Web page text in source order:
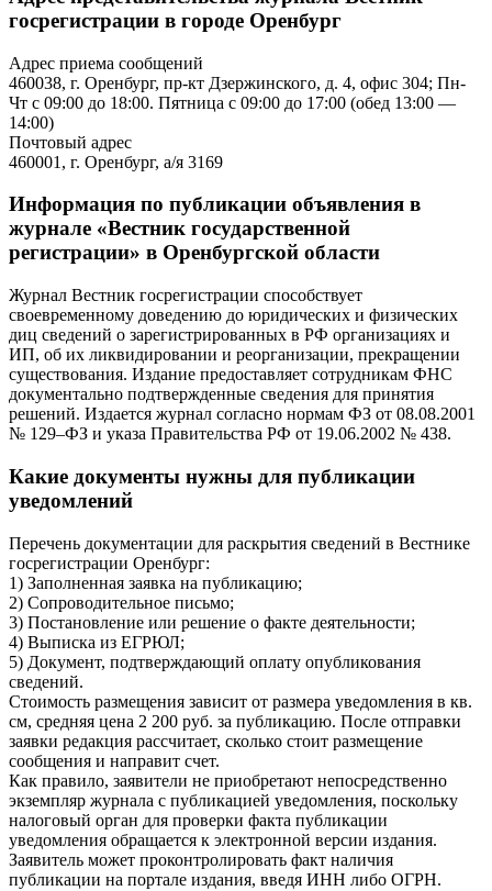
госрегистрации в городе Оренбург
Адрес приема сообщений
460038, г. Оренбург, пр-кт Дзержинского, д. 4, офис 304; Пн-
Чт с 09:00 до 18:00. Пятница с 09:00 до 17:00 (обед 13:00 —
14:00)
Почтовый адрес
460001, г. Оренбург, а/я 3169
Информация по публикации объявления в
журнале «Вестник государственной
регистрации» в Оренбургской области
Журнал Вестник госрегистрации способствует
своевременному доведению до юридических и физических
диц сведений о зарегистрированных в РФ организациях и
ИП, об их ликвидировании и реорганизации, прекращении
существования. Издание предоставляет сотрудникам ФНС
документально подтвержденные сведения для принятия
решений. Издается журнал согласно нормам ФЗ от 08.08.2001
№ 129–ФЗ и указа Правительства РФ от 19.06.2002 № 438.
Какие документы нужны для публикации
уведомлений
Перечень документации для раскрытия сведений в Вестнике
госрегистрации Оренбург:
1) Заполненная заявка на публикацию;
2) Сопроводительное письмо;
3) Постановление или решение о факте деятельности;
4) Выписка из ЕГРЮЛ;
5) Документ, подтверждающий оплату опубликования
сведений.
Стоимость размещения зависит от размера уведомления в кв.
см, средняя цена 2 200 руб. за публикацию. После отправки
заявки редакция рассчитает, сколько стоит размещение
сообщения и направит счет.
Как правило, заявители не приобретают непосредственно
экземпляр журнала с публикацией уведомления, поскольку
налоговый орган для проверки факта публикации
уведомления обращается к электронной версии издания.
Заявитель может проконтролировать факт наличия
публикации на портале издания, введя ИНН либо ОГРН.